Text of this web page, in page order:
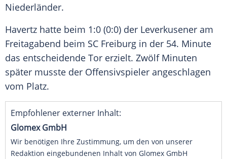
Niederländer.
Havertz hatte beim 1:0 (0:0) der Leverkusener am
Freitagabend beim SC Freiburg in der 54. Minute
das entscheidende Tor erzielt. Zwölf Minuten
später musste der Offensivspieler angeschlagen
vom Platz.
Empfohlener externer Inhalt:
Glomex GmbH
Wir benötigen Ihre Zustimmung, um den von unserer
Redaktion eingebundenen Inhalt von Glomex GmbH